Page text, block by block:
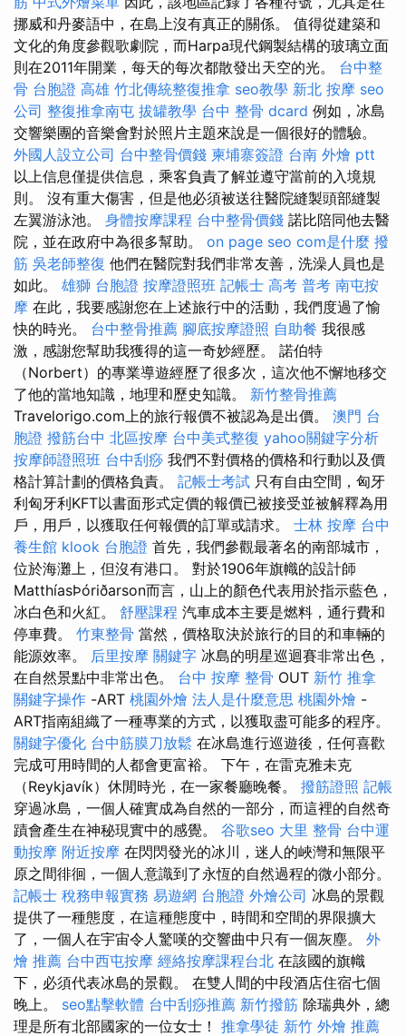
挪威和丹麥語中，在島上沒有真正的關係。 值得從建築和
文化的角度參觀歌劇院，而Harpa現代鋼製結構的玻璃立面
則在2011年開業，每天的每次都散發出天空的光。 台中整
骨 台胞證 高雄 竹北傳統整復推拿 seo教學 新北 按摩 seo
公司 整復推拿南屯 拔罐教學 台中 整骨 dcard 例如，冰島
交響樂團的音樂會對於照片主題來說是一個很好的體驗。
外國人設立公司 台中整骨價錢 柬埔寨簽證 台南 外燴 ptt
以上信息僅提供信息，乘客負責了解並遵守當前的入境規
則。 沒有重大傷害，但是他必須被送往醫院縫製頭部縫製
左翼游泳池。 身體按摩課程 台中整骨價錢 諾比陪同他去醫
院，並在政府中為很多幫助。 on page seo com是什麼 撥
筋 吳老師整復 他們在醫院對我們非常友善，洗澡人員也是
如此。 雄獅 台胞證 按摩證照班 記帳士 高考 普考 南屯按
摩 在此，我要感謝您在上述旅行中的活動，我們度過了愉
快的時光。 台中整骨推薦 腳底按摩證照 自助餐 我很感
激，感謝您幫助我獲得的這一奇妙經歷。 諾伯特
（Norbert）的專業導遊經歷了很多次，這次他不懈地移交
了他的當地知識，地理和歷史知識。 新竹整骨推薦
Travelorigo.com上的旅行報價不被認為是出價。 澳門 台
胞證 撥筋台中 北區按摩 台中美式整復 yahoo關鍵字分析
按摩師證照班 台中刮痧 我們不對價格的價格和行動以及價
格計算計劃的價格負責。 記帳士考試 只有自由空間，匈牙
利匈牙利KFT以書面形式定價的報價已被接受並被解釋為用
戶，用戶，以獲取任何報價的訂單或請求。 士林 按摩 台中
養生館 klook 台胞證 首先，我們參觀最著名的南部城市，
位於海灘上，但沒有港口。 對於1906年旗幟的設計師
MatthíasÞóriðarson而言，山上的顏色代表用於指示藍色，
冰白色和火紅。 舒壓課程 汽車成本主要是燃料，通行費和
停車費。 竹東整骨 當然，價格取決於旅行的目的和車輛的
能源效率。 后里按摩 關鍵字 冰島的明星巡迴賽非常出色，
在自然景點中非常出色。 台中 按摩 整骨 OUT 新竹 推拿
關鍵字操作 -ART 桃園外燴 法人是什麼意思 桃園外燴 -
ART指南組織了一種專業的方式，以獲取盡可能多的程序。
關鍵字優化 台中筋膜刀放鬆 在冰島進行巡遊後，任何喜歡
完成可用時間的人都會更富裕。 下午，在雷克雅未克
（Reykjavík）休閒時光，在一家餐廳晚餐。 撥筋證照 記帳
穿過冰島，一個人確實成為自然的一部分，而這裡的自然奇
蹟會產生在神秘現實中的感覺。 谷歌seo 大里 整骨 台中運
動按摩 附近按摩 在閃閃發光的冰川，迷人的峽灣和無限平
原之間徘徊，一個人意識到了永恆的自然過程的微小部分。
記帳士 稅務申報實務 易遊網 台胞證 外燴公司 冰島的景觀
提供了一種態度，在這種態度中，時間和空間的界限擴大
了，一個人在宇宙令人驚嘆的交響曲中只有一個灰塵。 外
燴 推薦 台中西屯按摩 經絡按摩課程台北 在該國的旗幟
下，必須代表冰島的景觀。 在雙人間的中段酒店住宿七個
晚上。 seo點擊軟體 台中刮痧推薦 新竹撥筋 除瑞典外，總
理是所有北部國家的一位女士！ 推拿學徒 新竹 外燴 推薦